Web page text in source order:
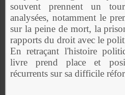
souvent prennent un
analysées, notamment le
sur la peine de mort, la
rapports du droit avec le
En retraçant l'histoire
livre prend place et
récurrents sur sa difficile